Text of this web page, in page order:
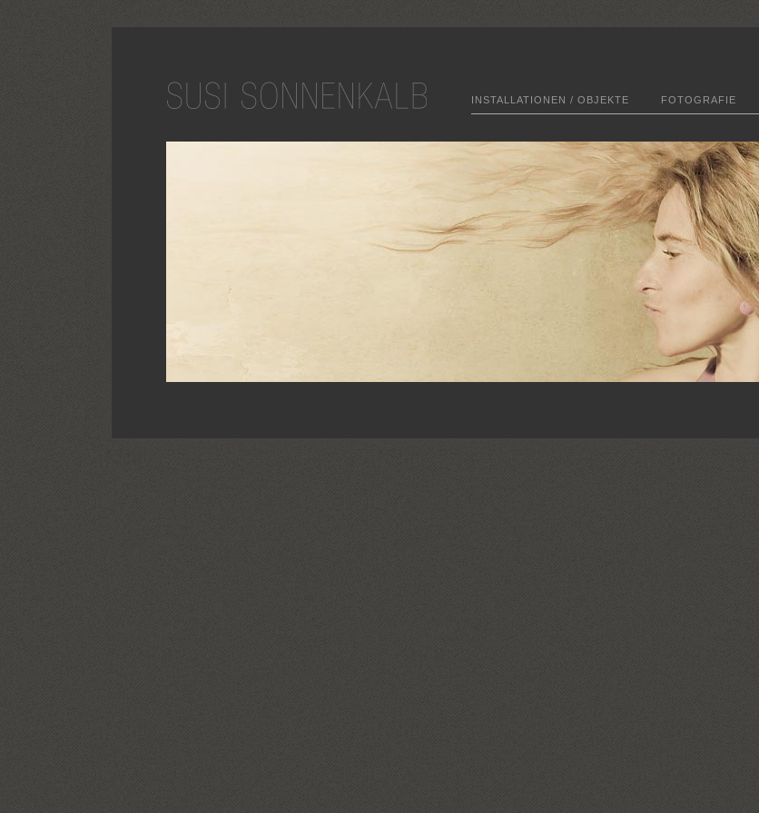
INSTALLATIONEN / OBJEKTE FOTOGRAFIE